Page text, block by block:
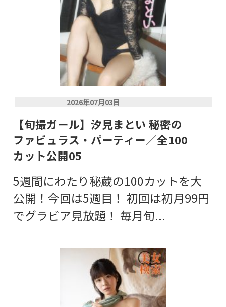
2026年07月03日
【旬撮ガール】汐見まとい 秘密の
ファビュラス・パーティー／全100
カット公開05
5週間にわたり秘蔵の100カットを大
公開！今回は5週目！ 初回は初月99円
でグラビア見放題！ 毎月旬...